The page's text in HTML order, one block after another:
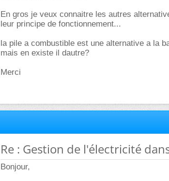
En gros je veux connaitre les autres
leur principe de fonctionnement...
la pile a combustible est une alternative a la
mais en existe il dautre?
Merci
Re : Gestion de l'électricité
Bonjour,